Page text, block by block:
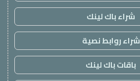
شراء باك لينك
شراء روابط نصية
باقات باك لينك